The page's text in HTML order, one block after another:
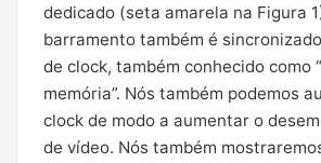
dedicado (seta amarela na Figura
barramento também é
de clock, também conhecido como
memória”. Nós também podemos
clock de modo a aumentar o
de vídeo. Nós também